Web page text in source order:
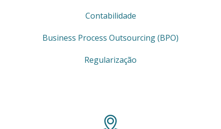
Contabilidade
Business Process Outsourcing (BPO)
Regularização